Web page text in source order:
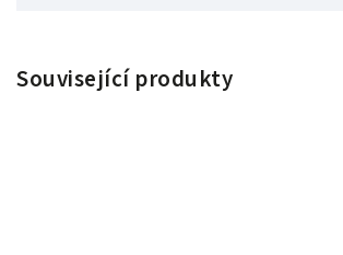
Související produkty